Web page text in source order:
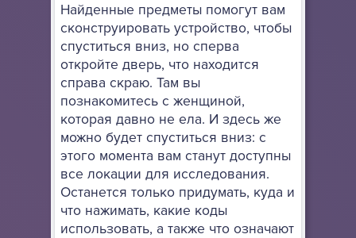
Найденные предметы помогут вам
сконструировать устройство, чтобы
спуститься вниз, но сперва
откройте дверь, что находится
справа скраю. Там вы
познакомитесь с женщиной,
которая давно не ела. И здесь же
можно будет спуститься вниз: с
этого момента вам станут доступны
все локации для исследования.
Останется только придумать, куда и
что нажимать, какие коды
использовать, а также что означают